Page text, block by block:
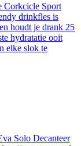
Corkcicle Sport
drinkfles is
houdt je drank 25
hydratatie ooit
elke slok te
Solo Decanteer